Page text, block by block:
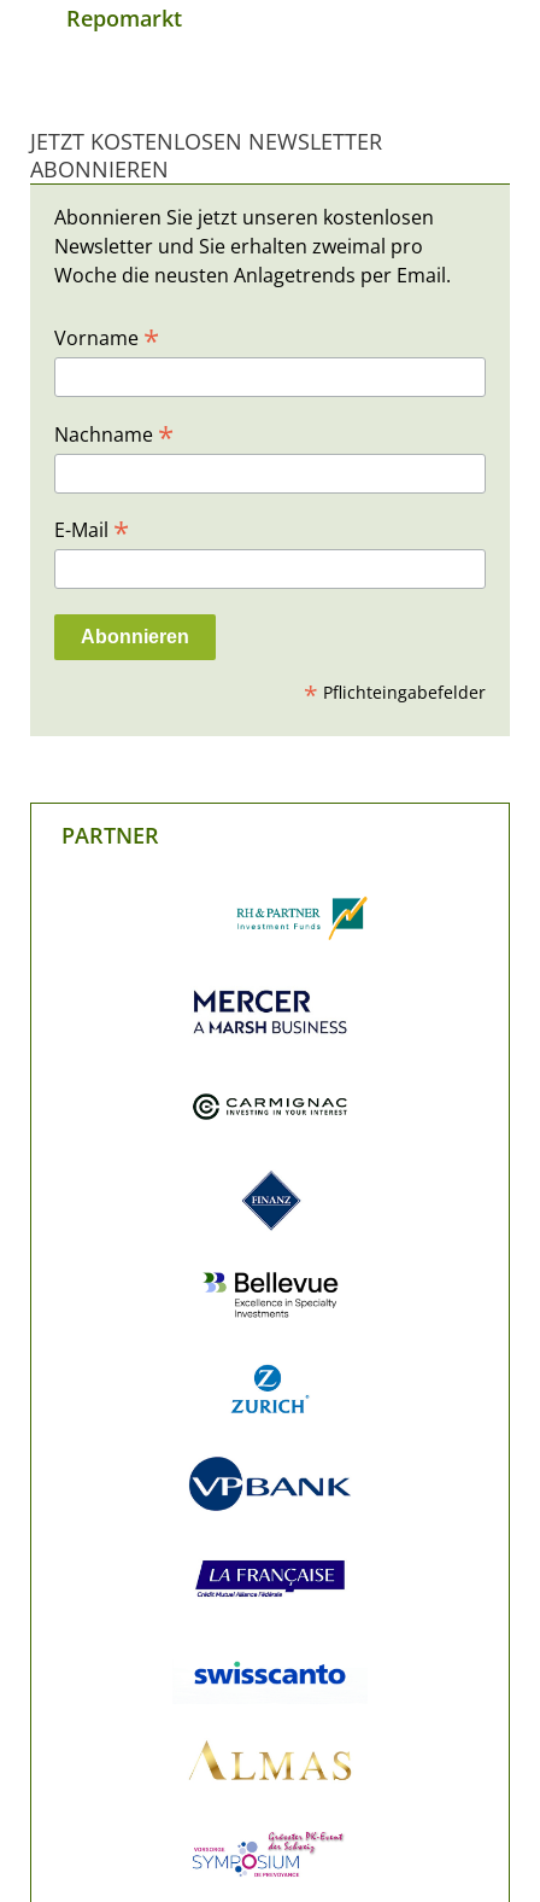
Repomarkt
JETZT KOSTENLOSEN NEWSLETTER
ABONNIEREN
Abonnieren Sie jetzt unseren kostenlosen
Newsletter und Sie erhalten zweimal pro
Woche die neusten Anlagetrends per Email.
Vorname *
Nachname *
E-Mail *
* Pflichteingabefelder
PARTNER